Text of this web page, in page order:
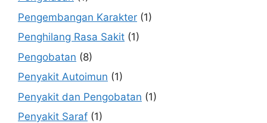
Pengembangan Karakter (1)
Penghilang Rasa Sakit (1)
Pengobatan (8)
Penyakit Autoimun (1)
Penyakit dan Pengobatan (1)
Penyakit Saraf (1)